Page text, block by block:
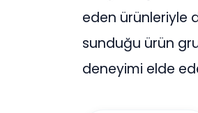
eden ürünleriyle
sunduğu ürün
deneyimi elde